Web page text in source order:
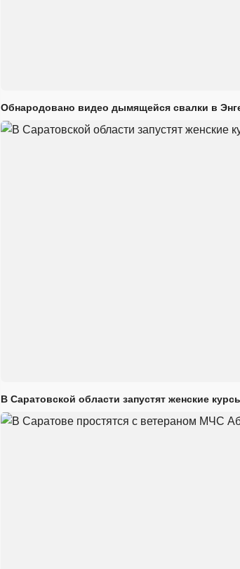
Обнародовано видео дымящейся свалки в
В Саратовской области запустят женские